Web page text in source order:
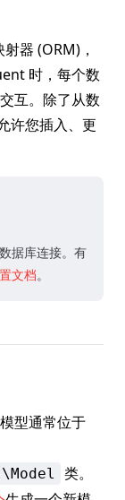
器 (ORM)，
时，每个数
互。除了从数
许您插入、更
据库连接。有
文档。
型通常位于
类。